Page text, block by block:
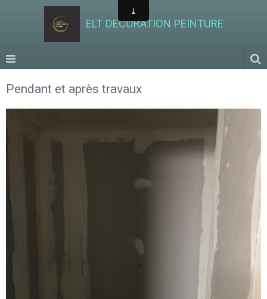
ELT DECORATION PEINTURE
Pendant et après travaux